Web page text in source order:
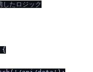
したロジック
{